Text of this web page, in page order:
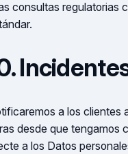
consultas regulatorias
a los clientes
desde que tengamos
a los Datos